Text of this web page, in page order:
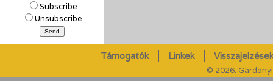
Subscribe
Unsubscribe
Támogatók Linkek
© 2026.